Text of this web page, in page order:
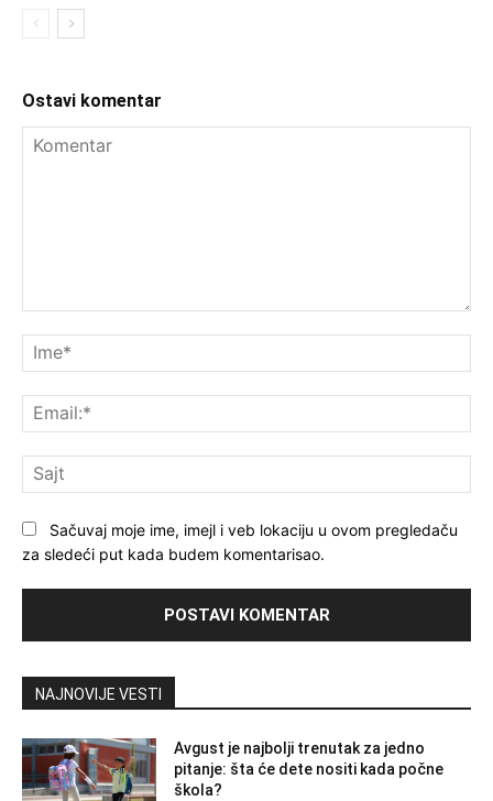
Ostavi komentar
Sačuvaj moje ime, imejl i veb lokaciju u ovom pregledaču
za sledeći put kada budem komentarisao.
NAJNOVIJE VESTI
Avgust je najbolji trenutak za jedno
pitanje: šta će dete nositi kada počne
škola?